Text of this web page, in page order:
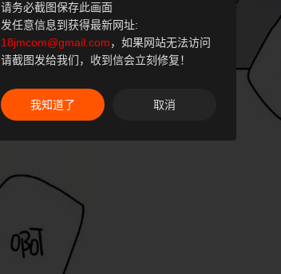
请务必截图保存此画面
发任意信息到获得最新网址:
18jmcom@gmail.com，如果网站无法访问
请截图发给我们，收到信会立刻修复！
我知道了 取消